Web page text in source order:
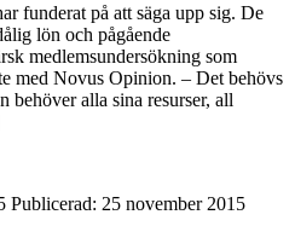
funderat på att säga upp sig. De
lön och pågående
medlemsundersökning som
med Novus Opinion. – Det behövs
behöver alla sina resurser, all
Publicerad: 25 november 2015